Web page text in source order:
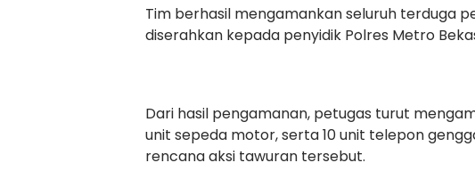
Tim berhasil mengamankan seluruh terduga
diserahkan kepada penyidik Polres Metro
Dari hasil pengamanan, petugas turut
unit sepeda motor, serta 10 unit telepon
rencana aksi tawuran tersebut.